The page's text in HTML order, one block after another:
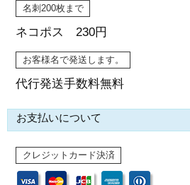
名刺200枚まで
ネコポス 230円
お客様名で発送します。
代行発送手数料無料
お支払いについて
クレジットカード決済